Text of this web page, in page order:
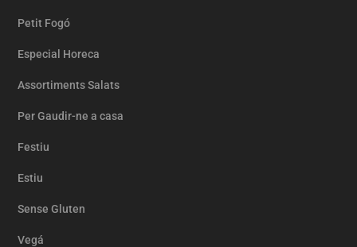
Petit Fogó
Especial Horeca
Assortiments Salats
Per Gaudir-ne a casa
Festiu
Estiu
Sense Gluten
Vegá